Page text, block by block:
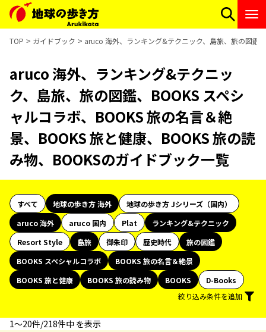
TOP ガイドブック aruco 海外、ランキング&テクニック、島旅、旅の図鑑
aruco 海外、ランキング&テクニッ
ク、島旅、旅の図鑑、BOOKS スペシ
ャルコラボ、BOOKS 旅の名言＆絶
景、BOOKS 旅と健康、BOOKS 旅の読
み物、BOOKSのガイドブック一覧
すべて 地球の歩き方 海外
地球の歩き方 Jシリーズ（国内）
aruco 海外
aruco 国内 Plat
ランキング&テクニック
Resort Style
島旅 御朱印 歴史時代
旅の図鑑
BOOKS スペシャルコラボ
BOOKS 旅の名言＆絶景
BOOKS 旅と健康
BOOKS 旅の読み物 BOOKS
D-Books
絞り込み条件を追加
1〜20件/218件中 を表示